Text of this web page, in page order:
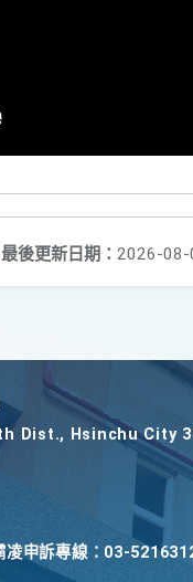
最後更新日期： 2026-08-
Dist., Hsinchu City
申訴專線：03-